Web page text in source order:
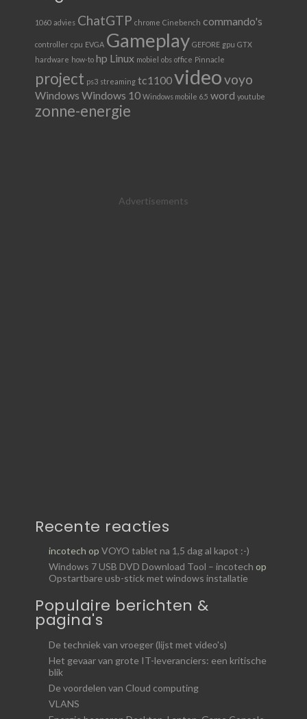
1060 advies ChatGTP chrome Cinebench commando's
controller cpu EVGA Gameplay GEFORE gpu GTX
hardware how-to hp Linux mobiel obs office Pinnacle
project ps3 streaming tc1100videovoyo
Windows Windows 10 Windows mobile 6.5 word youtube
zonne-energie
Advertisements
Recente reacties
incotech op VOYO tablet na 1,5 dag al kapot :-)
Windows 7 USB DVD Download Tool – incotech op
Opstartbare usb-stick met windows installatie
Populaire berichten &
pagina's
De techniek van vroeger (lijst met video's)
Het gevaar van grote IT-leveranciers: een kritische
blik
De voordelen van Cloud computing
VLANS